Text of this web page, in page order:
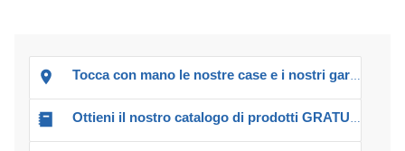
Tocca con mano le nostre case e i nostri garage!
Ottieni il nostro catalogo di prodotti GRATUITO!